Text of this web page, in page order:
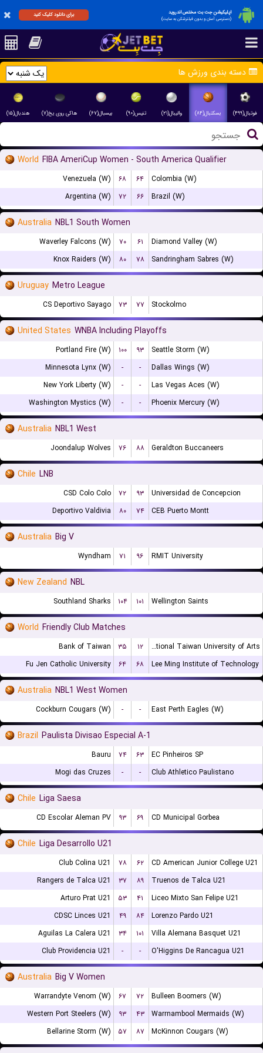
اپلیکیشن جت بت مختص اندروید
(دسترسی آسان و بدون فیلترشکن به سایت)
برای دانلود کلیک کنید
دسته بندی ورزش ها
فوتبال(۴۹۹) بسکتبال(۸۴) والیبال(۲۱) تنیس(۹۰) بیسبال(۶۷) هاکی روی یخ(۷) هندبال(۱۵)
World FIBA AmeriCup Women - South America Qualifier
Venezuela (W) ۶۸ ۶۴
Colombia (W)
Argentina (W)
۷۲ ۶۶ Brazil (W)
Australia NBL1 South Women
Waverley Falcons (W) ۷۰ ۶۱
Diamond Valley (W)
Knox Raiders (W)
۸۰ ۷۸ Sandringham Sabres (W)
Uruguay Metro League
CS Deportivo Sayago ۷۳ ۷۷ Stockolmo
United States WNBA Including Playoffs
Portland Fire (W) ۱۰۰ ۹۳
Seattle Storm (W)
Minnesota Lynx (W)
- -
Dallas Wings (W)
New York Liberty (W)
- -
Las Vegas Aces (W)
Washington Mystics (W)
- - Phoenix Mercury (W)
Australia NBL1 West
Joondalup Wolves ۷۶ ۸۸ Geraldton Buccaneers
Chile LNB
CSD Colo Colo ۷۲ ۹۳
Universidad de Concepcion
Deportivo Valdivia
۸۰ ۷۴ CEB Puerto Montt
Australia Big V
Wyndham ۷۱ ۹۶ RMIT University
New Zealand NBL
Southland Sharks ۱۰۴ ۱۰۱ Wellington Saints
World Friendly Club Matches
Bank of Taiwan ۳۵ ۱۲
National Taiwan University of Arts
Fu Jen Catholic University
۶۴ ۶۸ Lee Ming Institute of Technology
Australia NBL1 West Women
Cockburn Cougars (W) - - East Perth Eagles (W)
Brazil Paulista Divisao Especial A-1
Bauru ۷۴ ۶۳
EC Pinheiros SP
Mogi das Cruzes
- - Club Athletico Paulistano
Chile Liga Saesa
CD Escolar Aleman PV ۹۳ ۶۹ CD Municipal Gorbea
Chile Liga Desarrollo U21
Club Colina U21 ۷۸ ۶۲
CD American Junior College U21
Rangers de Talca U21
۳۷ ۸۹
Truenos de Talca U21
Arturo Prat U21
۵۳ ۴۱
Liceo Mixto San Felipe U21
CDSC Linces U21
۴۹ ۸۴
Lorenzo Pardo U21
Aguilas La Calera U21
۳۴ ۱۰۱
Villa Alemana Basquet U21
Club Providencia U21
- - O'Higgins De Rancagua U21
Australia Big V Women
Warrandyte Venom (W) ۶۷ ۷۲
Bulleen Boomers (W)
Western Port Steelers (W)
۹۳ ۴۳
Warrnambool Mermaids (W)
Bellarine Storm (W)
۵۷ ۸۷ McKinnon Cougars (W)